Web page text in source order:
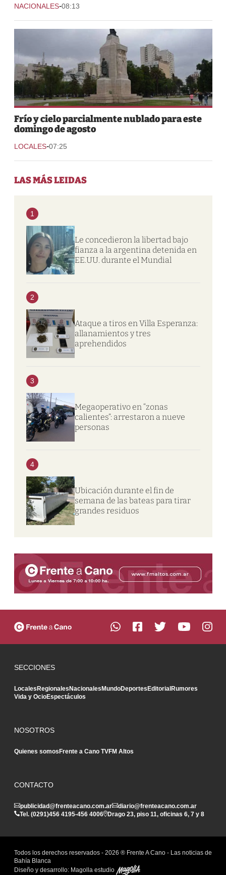
NACIONALES-08:13
Frío y cielo parcialmente nublado para este
domingo de agosto
LOCALES-07:25
LAS MÁS LEIDAS
1
Le concedieron la libertad bajo
fianza a la argentina detenida en
EE.UU. durante el Mundial
2
Ataque a tiros en Villa Esperanza:
allanamientos y tres
aprehendidos
3
Megaoperativo en “zonas
calientes”: arrestaron a nueve
personas
4
Ubicación durante el fin de
semana de las bateas para tirar
grandes residuos
SECCIONES
LocalesRegionalesNacionalesMundoDeportesEditorialRumores
Vida y OcioEspectáculos
NOSOTROS
Quienes somosFrente a Cano TVFM Altos
CONTACTO
publicidad@frenteacano.com.ar
diario@frenteacano.com.ar
Tel. (0291)456 4195-456 4006 Drago 23, piso 11, oficinas 6, 7 y 8
Todos los derechos reservados - 2026 ® Frente A Cano - Las noticias de
Bahía Blanca
Diseño y desarrollo: Magolla estudio